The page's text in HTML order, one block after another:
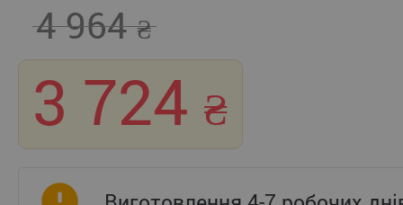
4 964
3 724